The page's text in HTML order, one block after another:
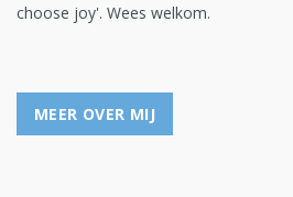
choose joy'. Wees welkom.
MEER OVER MIJ